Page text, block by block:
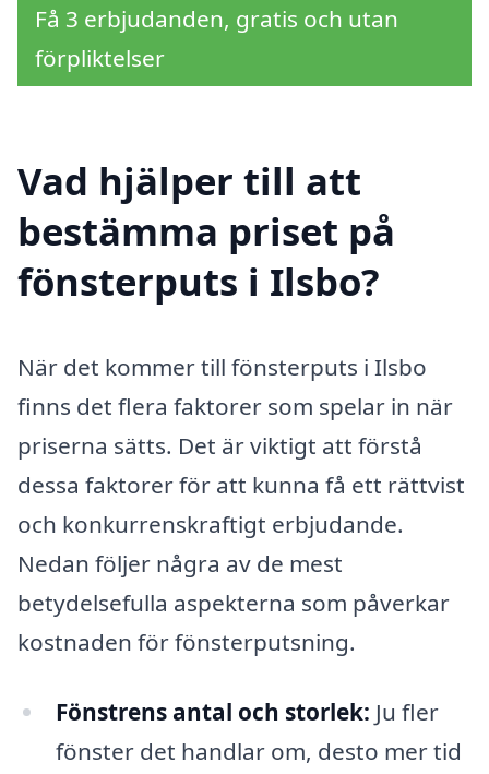
Få 3 erbjudanden, gratis och utan
förpliktelser
Vad hjälper till att
bestämma priset på
fönsterputs i Ilsbo?
När det kommer till fönsterputs i Ilsbo
finns det flera faktorer som spelar in när
priserna sätts. Det är viktigt att förstå
dessa faktorer för att kunna få ett rättvist
och konkurrenskraftigt erbjudande.
Nedan följer några av de mest
betydelsefulla aspekterna som påverkar
kostnaden för fönsterputsning.
Fönstrens antal och storlek: Ju fler
fönster det handlar om, desto mer tid